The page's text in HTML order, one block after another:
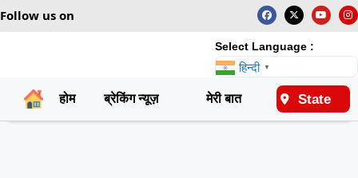
Follow us on
Select Language :
हिन्दी ▼
होम ब्रेकिंग न्यूज़ मेरी बात राष्ट्रीय
State